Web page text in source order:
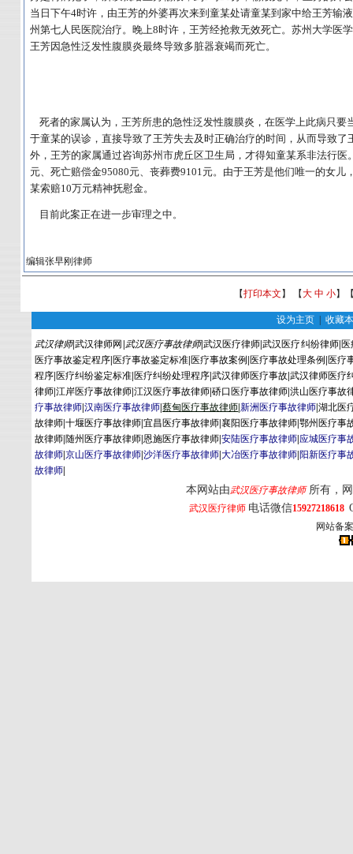
当日下午4时许，由王芳的外婆再次来到童某处请童某到家中给王芳输
州第七人民医院治疗。晚上8时许，王芳经抢救无效死亡。苏州大学医
王芳因急性泛发性腹膜炎最终导致多脏器衰竭而死亡。
死者的家属认为，王芳所患的急性泛发性腹膜炎，在医学上此病只
于童某的误诊，直接导致了王芳失去及时正确治疗的时间，从而导致
外，王芳的家属通过咨询苏州市虎丘区卫生局，才得知童某系非法行
元、死亡赔偿金95080元、丧葬费9101元。由于王芳是他们唯一的女
某索赔10万元精神抚慰金。
目前此案正在进一步审理之中。
编辑张早刚律师
【打印本文 】 【大 中 小】
设为主页 收藏
武汉律师|武汉律师网 武汉医疗事故律师|武汉医疗律师 |武汉医疗纠纷律师|
医疗事故鉴定程序 医疗事故鉴定标准 医疗事故案例 医疗事故处理条例 医疗
程序 医疗纠纷鉴定标准 医疗纠纷处理程序 |武汉律师医疗事故 |武汉律师医疗
律师 |江岸医疗事故律师 |江汉医疗事故律师 |硚口医疗事故律师 |洪山医疗事故
疗事故律师 |汉南医疗事故律师 |蔡甸 医疗事故律师 |新洲医疗事故律师 |湖北医
故律师 |十堰医疗事故律师 |宜昌医疗事故律师 |襄阳医疗事故律师 |鄂州医疗事
故律师 随州医疗事故律师 |恩施医疗事故律师 |安陆医疗事故律师 |应城医疗事
故律师 |京山医疗事故律师 |沙洋医疗事故律师 |大冶医疗事故律师 阳新医疗事
故律师
本网站由武汉医疗事故律师 所有，
武汉医疗律师 电话微信15927218618
网站备